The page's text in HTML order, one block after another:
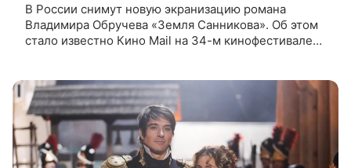
В России снимут новую экранизацию романа
Владимира Обручева «Земля Санникова». Об этом
стало известно Кино Mail на 34-м кинофестивале